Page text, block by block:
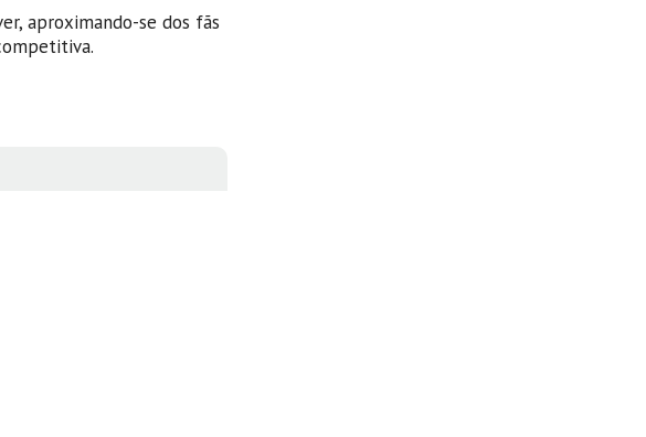
aproximando-se dos fãs